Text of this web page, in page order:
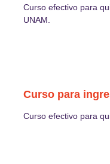
Curso efectivo para
UNAM.
Curso para
Curso efectivo para